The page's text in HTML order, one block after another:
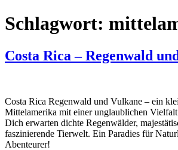
Schlagwort:
Costa Rica – Regenwald
Costa Rica Regenwald und Vulkane – ein
Mittelamerika mit einer unglaublichen
Dich erwarten dichte Regenwälder,
faszinierende Tierwelt. Ein Paradies für
Abenteurer!